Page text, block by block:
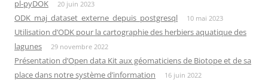
pl-pyDOK 20 juin 2023
ODK_maj_dataset_externe_depuis_postgresql 10 mai 2023
Utilisation d’ODK pour la cartographie des herbiers aquatique des
lagunes
29 novembre 2022
Présentation d’Open data Kit aux géomaticiens de Biotope et de sa
place dans notre système d’information
16 juin 2022